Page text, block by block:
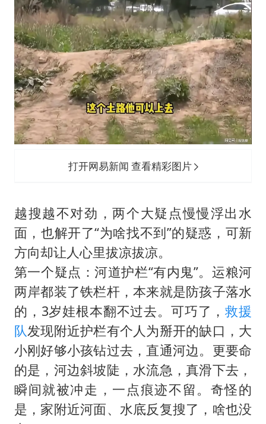
打开网易新闻 查看精彩图片
越搜越不对劲，两个大疑点慢慢浮出水
面，也解开了“为啥找不到”的疑惑，可新
方向却让人心里拔凉拔凉。
第一个疑点：河道护栏“有内鬼”。运粮河
两岸都装了铁栏杆，本来就是防孩子落水
的，3岁娃根本翻不过去。可巧了，救援
队发现附近护栏有个人为掰开的缺口，大
小刚好够小孩钻过去，直通河边。更要命
的是，河边斜坡陡，水流急，真滑下去，
瞬间就被冲走，一点痕迹不留。奇怪的
是，家附近河面、水底反复搜了，啥也没